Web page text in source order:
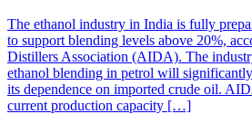
The ethanol industry in India is fully
to support blending levels above 20%,
Distillers Association (AIDA). The
ethanol blending in petrol will
its dependence on imported crude oil.
current production capacity […]